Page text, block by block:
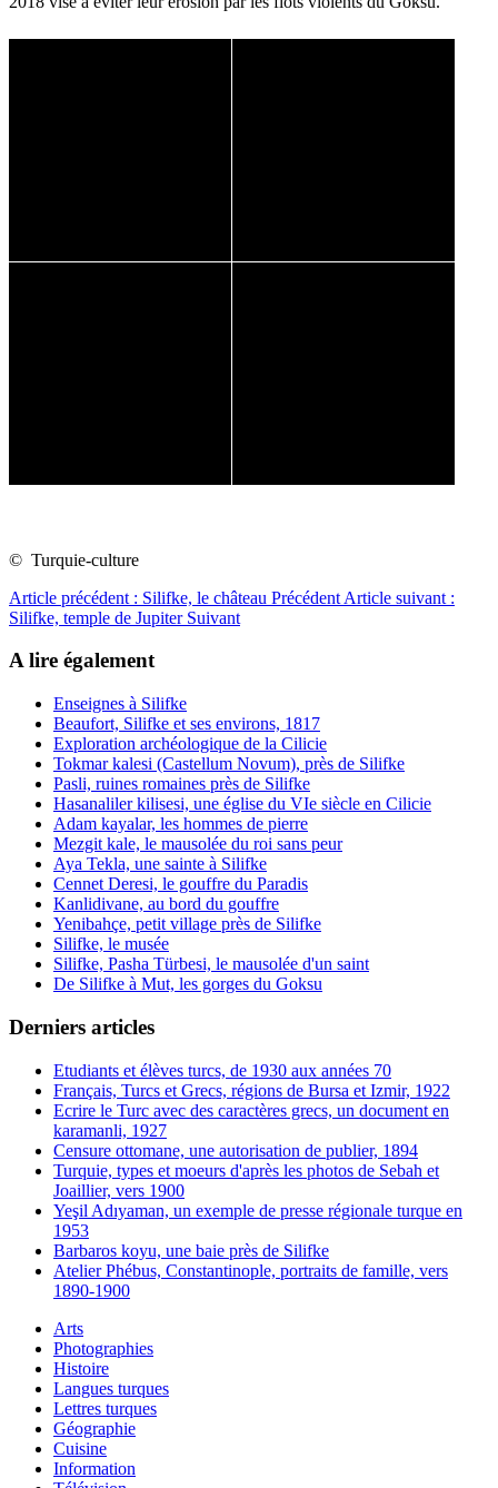
© Turquie-culture
Article précédent : Silifke, le château Précédent Article suivant :
Silifke, temple de Jupiter Suivant
A lire également
Enseignes à Silifke
Beaufort, Silifke et ses environs, 1817
Exploration archéologique de la Cilicie
Tokmar kalesi (Castellum Novum), près de Silifke
Pasli, ruines romaines près de Silifke
Hasanaliler kilisesi, une église du VIe siècle en Cilicie
Adam kayalar, les hommes de pierre
Mezgit kale, le mausolée du roi sans peur
Aya Tekla, une sainte à Silifke
Cennet Deresi, le gouffre du Paradis
Kanlidivane, au bord du gouffre
Yenibahçe, petit village près de Silifke
Silifke, le musée
Silifke, Pasha Türbesi, le mausolée d'un saint
De Silifke à Mut, les gorges du Goksu
Derniers articles
Etudiants et élèves turcs, de 1930 aux années 70
Français, Turcs et Grecs, régions de Bursa et Izmir, 1922
Ecrire le Turc avec des caractères grecs, un document en
karamanli, 1927
Censure ottomane, une autorisation de publier, 1894
Turquie, types et moeurs d'après les photos de Sebah et
Joaillier, vers 1900
Yeşil Adıyaman, un exemple de presse régionale turque en
1953
Barbaros koyu, une baie près de Silifke
Atelier Phébus, Constantinople, portraits de famille, vers
1890-1900
Arts
Photographies
Histoire
Langues turques
Lettres turques
Géographie
Cuisine
Information